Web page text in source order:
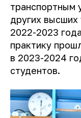
транспортным
других высших
2022-2023
практику
в 2023-2024
студентов.